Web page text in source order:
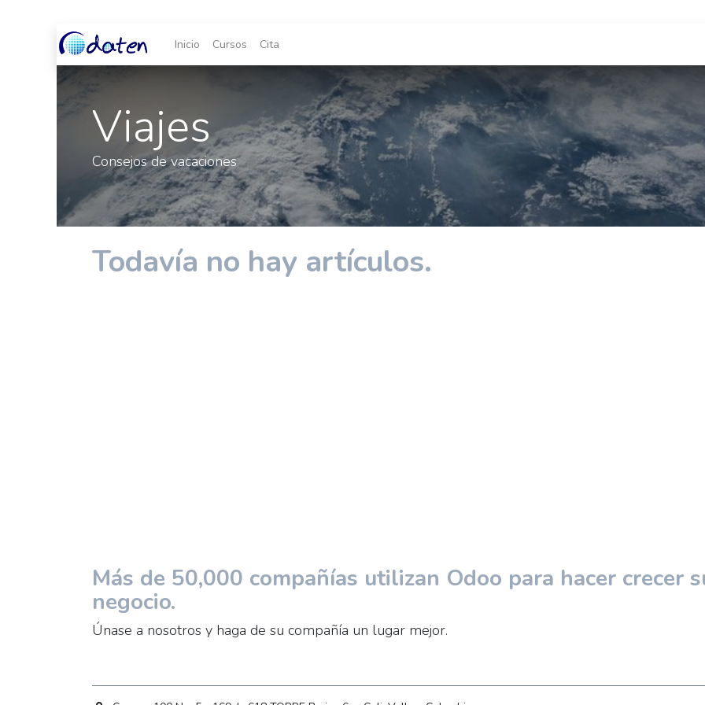
Inicio Cursos Cita
Viajes
Consejos de vacaciones
Todavía no hay artículos.
Más de 50,000 compañías utilizan Odoo para hacer crecer
negocio.
Únase a nosotros y haga de su compañía un lugar mejor.